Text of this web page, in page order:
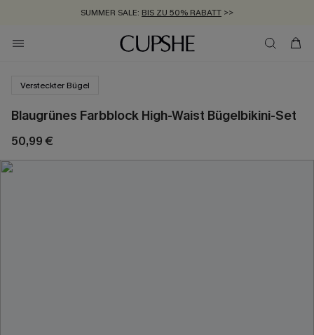
SUMMER SALE: BIS ZU 50% RABATT >>
ZUM NEWSLETTER:BIS ZU -20% EXTRA ERHALTEN
KOSTENLOSER VERSAND AB 89 €
Versteckter Bügel
Blaugrünes Farbblock High-Waist Bügelbikini-Set
50,99 €